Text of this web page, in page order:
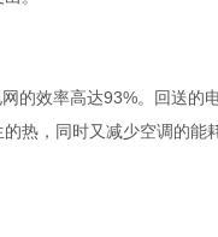
的效率高达93%。回送的
热，同时又减少空调的能